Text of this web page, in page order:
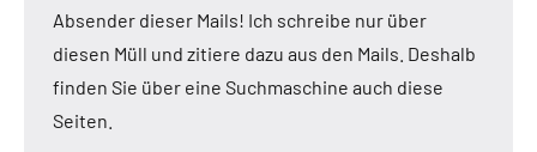
Absender dieser Mails! Ich schreibe nur über
diesen Müll und zitiere dazu aus den Mails. Deshalb
finden Sie über eine Suchmaschine auch diese
Seiten.